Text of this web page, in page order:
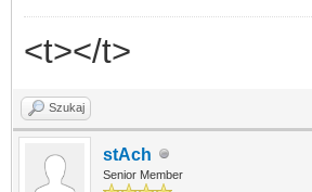
<t></t>
Szukaj
stAch
Senior Member